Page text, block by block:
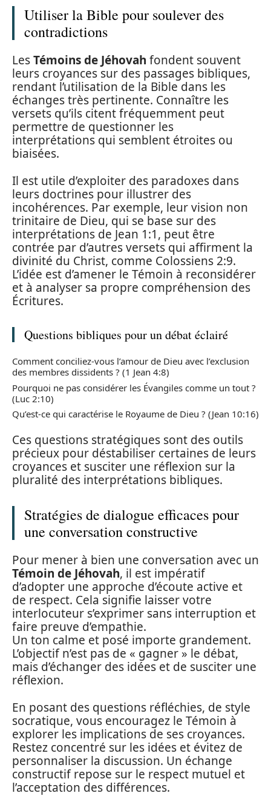
Utiliser la Bible pour soulever des
contradictions
LesTémoins de Jéhovah fondent souvent
leurs croyances sur des passages bibliques,
rendant l’utilisation de la Bible dans les
échanges très pertinente. Connaître les
versets qu’ils citent fréquemment peut
permettre de questionner les
interprétations qui semblent étroites ou
biaisées.
Il est utile d’exploiter des paradoxes dans
leurs doctrines pour illustrer des
incohérences. Par exemple, leur vision non
trinitaire de Dieu, qui se base sur des
interprétations de Jean 1:1, peut être
contrée par d’autres versets qui affirment la
divinité du Christ, comme Colossiens 2:9.
L’idée est d’amener le Témoin à reconsidérer
et à analyser sa propre compréhension des
Écritures.
Questions bibliques pour un débat éclairé
Comment conciliez-vous l’amour de Dieu avec l’exclusion
des membres dissidents ? (1 Jean 4:8)
Pourquoi ne pas considérer les Évangiles comme un tout ?
(Luc 2:10)
Qu’est-ce qui caractérise le Royaume de Dieu ? (Jean 10:16)
Ces questions stratégiques sont des outils
précieux pour déstabiliser certaines de leurs
croyances et susciter une réflexion sur la
pluralité des interprétations bibliques.
Stratégies de dialogue efficaces pour
une conversation constructive
Pour mener à bien une conversation avec un
Témoin de Jéhovah, il est impératif
d’adopter une approche d’écoute active et
de respect. Cela signifie laisser votre
interlocuteur s’exprimer sans interruption et
faire preuve d’empathie.
Un ton calme et posé importe grandement.
L’objectif n’est pas de « gagner » le débat,
mais d’échanger des idées et de susciter une
réflexion.
En posant des questions réfléchies, de style
socratique, vous encouragez le Témoin à
explorer les implications de ses croyances.
Restez concentré sur les idées et évitez de
personnaliser la discussion. Un échange
constructif repose sur le respect mutuel et
l’acceptation des différences.